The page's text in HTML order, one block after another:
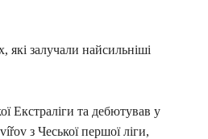
які залучали найсильніші
Екстраліги та дебютував у
з Чеської першої ліги,